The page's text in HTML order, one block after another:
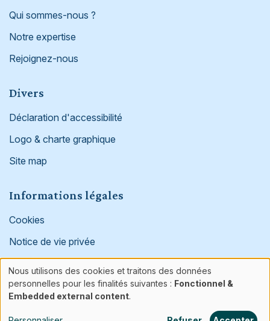
Qui sommes-nous ?
Notre expertise
Rejoignez-nous
Divers
Déclaration d'accessibilité
Logo & charte graphique
Site map
Informations légales
Cookies
Notice de vie privée
Médias
Facebook
Linked inInstagram
Use
of
Nous utilisons des cookies et traitons des données
personnelles pour les finalités suivantes : Fonctionnel &
Embedded external content.